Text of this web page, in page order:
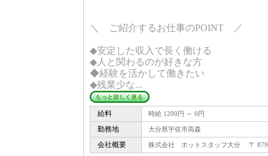
＼ ご紹介するお仕事のPOINT ／
◆安定した収入で長く働ける
◆人と関わるのが好きな方
◆経験を活かして働きたい
◆残業少な...
給料 時給 1200円 ～ 0円
勤務地 大分県宇佐市高森
会社概要 株式会社 ホットスタッフ大分 〒 879